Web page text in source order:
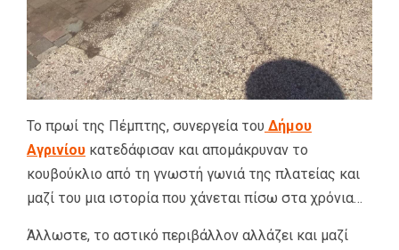
Το πρωί της Πέμπτης, συνεργεία του Δήμου
Αγρινίου κατεδάφισαν και απομάκρυναν το
κουβούκλιο από τη γνωστή γωνιά της πλατείας και
μαζί του μια ιστορία που χάνεται πίσω στα χρόνια…
Άλλωστε, το αστικό περιβάλλον αλλάζει και μαζί